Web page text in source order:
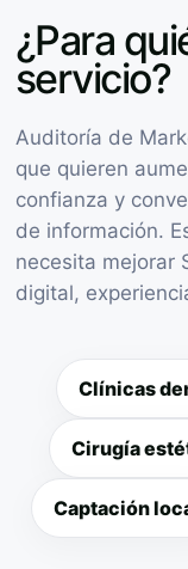
¿Para
servicio?
Auditoría de
que quieren
confianza y
de información.
necesita mejorar
digital,
Clínicas
Cirugía
Captación